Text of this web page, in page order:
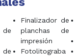
Finalizador de
planchas de
impresión
Fotolitograba